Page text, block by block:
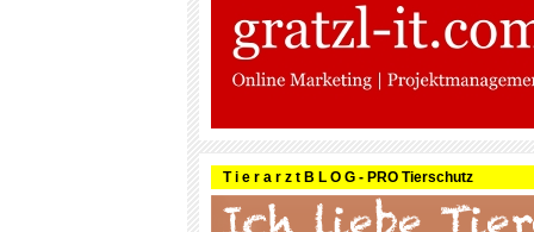
T i e r a r z t B L O G - PRO Tierschutz